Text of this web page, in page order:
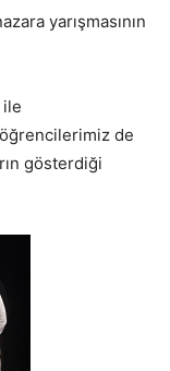
yarışmasının
ile
de
gösterdiği